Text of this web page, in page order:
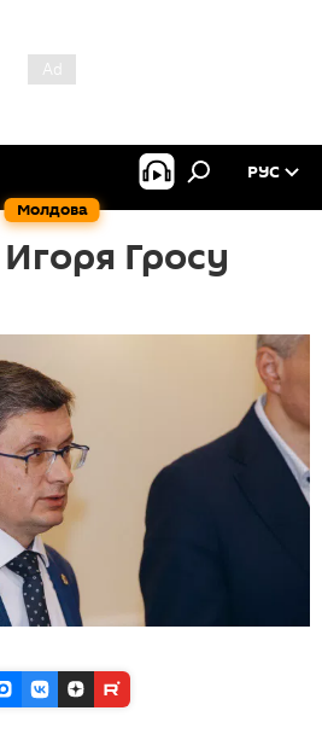
Молдова
РУС
Гросу